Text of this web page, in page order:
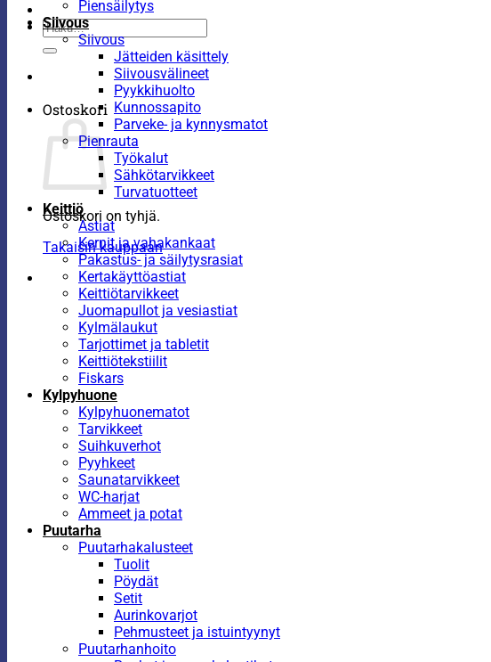
Etsi:
Ostoskori
Ostoskori on tyhjä.
Takaisin kauppaan
Piensäilytys
Siivous
Siivous
Jätteiden käsittely
Siivousvälineet
Pyykkihuolto
Kunnossapito
Parveke- ja kynnysmatot
Pienrauta
Työkalut
Sähkötarvikkeet
Turvatuotteet
Keittiö
Astiat
Kernit ja vahakankaat
Pakastus- ja säilytysrasiat
Kertakäyttöastiat
Keittiötarvikkeet
Juomapullot ja vesiastiat
Kylmälaukut
Tarjottimet ja tabletit
Keittiötekstiilit
Fiskars
Kylpyhuone
Kylpyhuonematot
Tarvikkeet
Suihkuverhot
Pyyhkeet
Saunatarvikkeet
WC-harjat
Ammeet ja potat
Puutarha
Puutarhakalusteet
Tuolit
Pöydät
Setit
Aurinkovarjot
Pehmusteet ja istuintyynyt
Puutarhanhoito